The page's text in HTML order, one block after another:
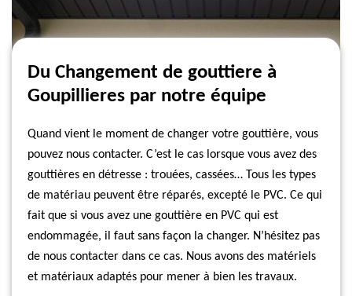
Du Changement de gouttiere à
Goupillieres par notre équipe
Quand vient le moment de changer votre gouttière, vous
pouvez nous contacter. C’est le cas lorsque vous avez des
gouttières en détresse : trouées, cassées… Tous les types
de matériau peuvent être réparés, excepté le PVC. Ce qui
fait que si vous avez une gouttière en PVC qui est
endommagée, il faut sans façon la changer. N’hésitez pas
de nous contacter dans ce cas. Nous avons des matériels
et matériaux adaptés pour mener à bien les travaux.